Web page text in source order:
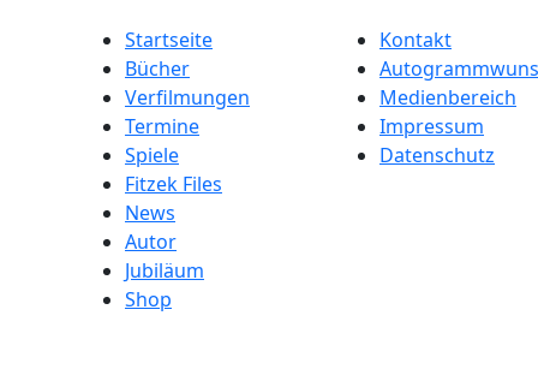
Startseite
Bücher
Verfilmungen
Termine
Spiele
Fitzek Files
News
Autor
Jubiläum
Shop
Kontakt
Medienbereich
Impressum
Datenschutz